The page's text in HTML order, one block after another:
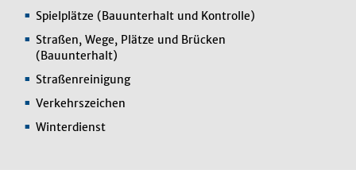
Spielplätze (Bauunterhalt und Kontrolle)
Straßen, Wege, Plätze und Brücken
(Bauunterhalt)
Straßenreinigung
Verkehrszeichen
Winterdienst